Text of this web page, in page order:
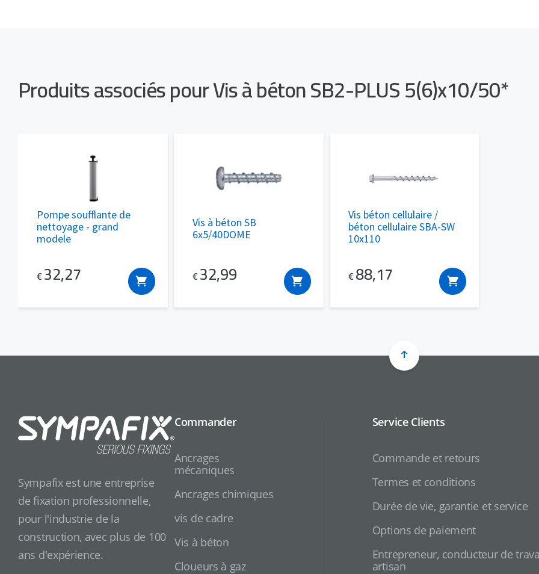
Produits associés pour Vis à béton SB2-PLUS 5(6)x10/50*
Pompe soufflante de
nettoyage - grand
modele
€ 32,27
Vis à béton SB
6x5/40DOME
€ 32,99
Vis béton cellulaire /
béton cellulaire SBA-SW
10x110
€ 88,17
Sympafix est une entreprise
de fixation professionnelle,
pour l'industrie de la
construction, avec plus de 100
ans d'expérience.
Commander
Ancrages
mécaniques
Ancrages chimiques
vis de cadre
Vis à béton
Cloueurs à gaz
Service Clients
Commande et retours
Termes et conditions
Durée de vie, garantie et service
Options de paiement
Entrepreneur, conducteur de
artisan